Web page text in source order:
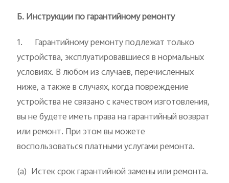
Б. Инструкции по гарантийному ремонту
1. Гарантийному ремонту подлежат только
устройства, эксплуатировавшиеся в нормальных
условиях. В любом из случаев, перечисленных
ниже, а также в случаях, когда повреждение
устройства не связано с качеством изготовления,
вы не будете иметь права на гарантийный возврат
или ремонт. При этом вы можете
воспользоваться платными услугами ремонта.
(a) Истек срок гарантийной замены или ремонта.